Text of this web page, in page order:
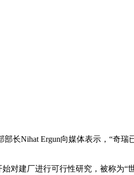
长Nihat Ergun向媒体表示，“奇
对建厂进行可行性研究，被称为“